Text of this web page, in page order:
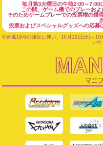
毎月第3火曜日の午前2:00～7:00
この間、ゲーム機でのプレーお
そのためゲームプレーでの投票権の獲
投票およびスペシャルグッズへの応募
※台風19号の接近に伴い、10月12日(土)～10
いた